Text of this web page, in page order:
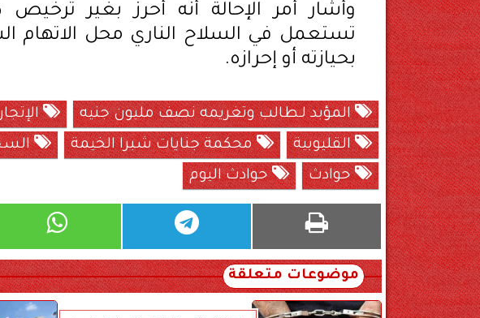
وأشار أمر الإحالة أنه أحرز بغير
تستعمل في السلاح الناري محل الاتهام
بحيازته أو إحرازه.
المؤبد لـطالب وتغريمه نصف مليون جنيه
القليوبية
محكمة جنايات شبرا الخيمة
السجن
حوادث
حوادث اليوم
موضوعات متعلقة